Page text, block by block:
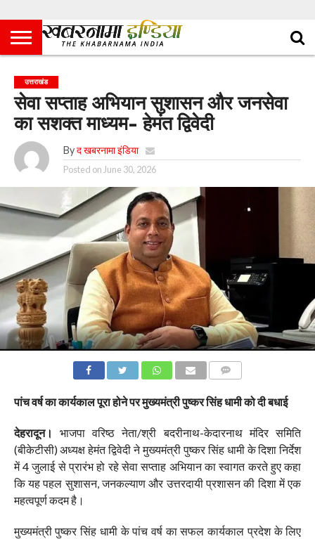
उत्तराखंड
सेवा सप्ताह अभियान सुशासन और जनसेवा
का सशक्त माध्यम- हेमंत द्विवेदी
By द खबरनामा इंडिया
Posted on June 30, 2026
पांच वर्ष का कार्यकाल पूरा होने पर मुख्यमंत्री पुष्कर सिंह धामी को दी बधाई
देहरादून।
भाजपा वरिष्ठ नेता/श्री बदरीनाथ-केदारनाथ मंदिर समिति
(बीकेटीसी) अध्यक्ष हेमंत द्विवेदी ने मुख्यमंत्री पुष्कर सिंह धामी के दिशा निर्देश
में 4 जुलाई से प्रारंभ हो रहे सेवा सप्ताह अभियान का स्वागत करते हुए कहा
कि यह पहल सुशासन, जनकल्याण और उत्तरदायी प्रशासन की दिशा में एक
महत्वपूर्ण कदम है।
मुख्यमंत्री पुष्कर सिंह धामी के पांच वर्ष का सफल कार्यकाल प्रदेश के लिए